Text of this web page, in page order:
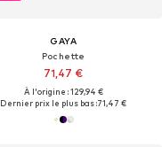
GAYA
Pochette
71,47 €
À l'origine : 129,94 €
Dernier prix le plus bas :71,47 €